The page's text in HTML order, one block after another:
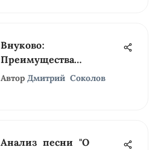
Внуково:
Преимущества
международного
Автор Дмитрий Соколов
Анализ песни "О